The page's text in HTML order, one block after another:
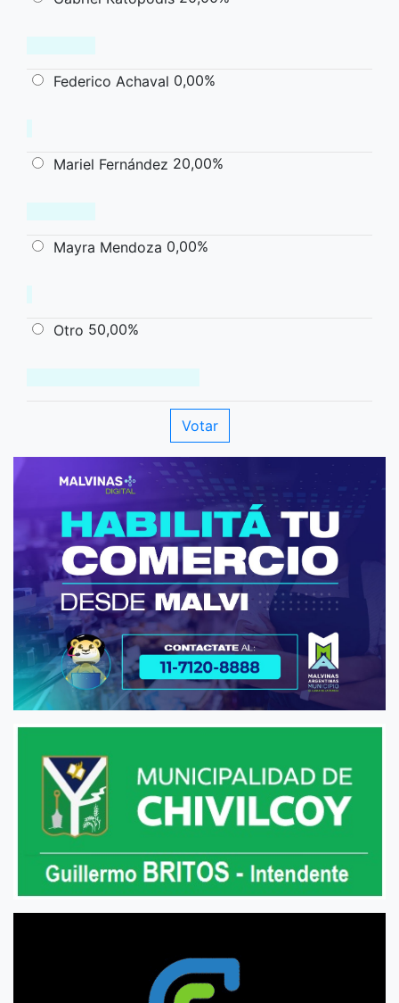
Federico Achaval 0,00%
Mariel Fernández 20,00%
Mayra Mendoza 0,00%
Otro 50,00%